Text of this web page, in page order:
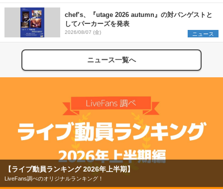
chef’s、『utage 2026 autumn』の対バンゲストと
してパーカーズを発表
2026/08/07 (金) ニュース
ニュース一覧へ
【ライブ動員ランキング 2026年上半期】
LiveFans調べのオリジナルランキング！